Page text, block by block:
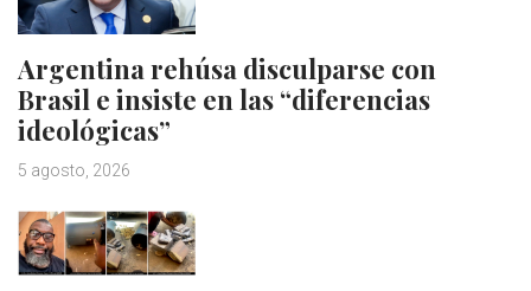
Argentina rehúsa disculparse con
Brasil e insiste en las “diferencias
ideológicas”
5 agosto, 2026